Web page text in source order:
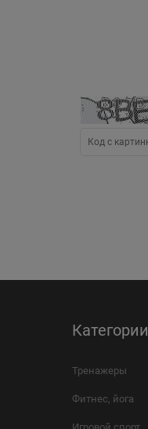
Категории
Тренажеры
Фитнес, йога